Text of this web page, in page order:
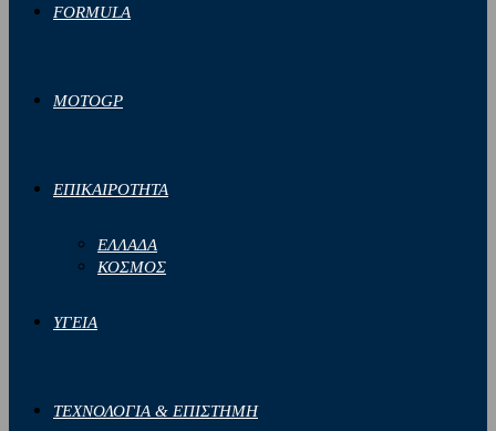
FORMULA
MOTOGP
ΕΠΙΚΑΙΡΟΤΗΤΑ
ΕΛΛΑΔΑ
ΚΟΣΜΟΣ
ΥΓΕΙΑ
ΤΕΧΝΟΛΟΓΙΑ & ΕΠΙΣΤΗΜΗ